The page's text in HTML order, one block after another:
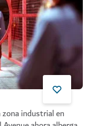
industrial en